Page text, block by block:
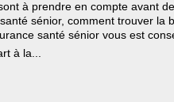
à prendre en compte avant
sénior, comment trouver la
santé sénior vous est
à la...